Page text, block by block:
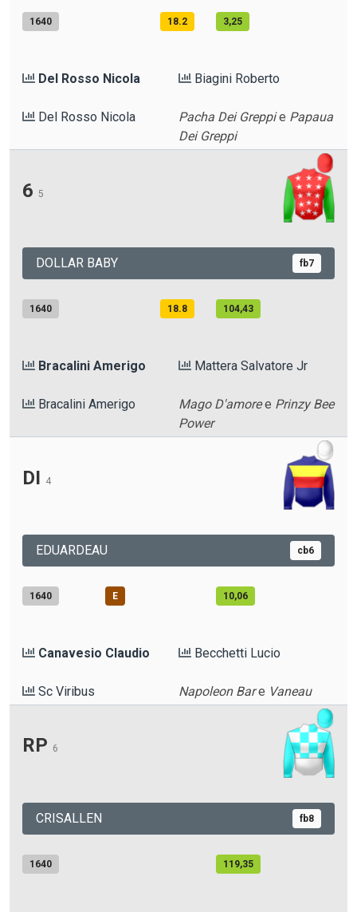
1640 18.2 3,25
Del Rosso Nicola Biagini Roberto
Del Rosso Nicola Pacha Dei Greppie Papaua
Dei Greppi
6 5
DOLLAR BABY fb7
1640 18.8 104,43
Bracalini Amerigo Mattera Salvatore Jr
Bracalini Amerigo Mago D'amoree Prinzy Bee
Power
DI 4
EDUARDEAU cb6
1640 E 10,06
Canavesio Claudio Becchetti Lucio
Sc Viribus Napoleon Bare Vaneau
RP 6
CRISALLEN fb8
1640 119,35